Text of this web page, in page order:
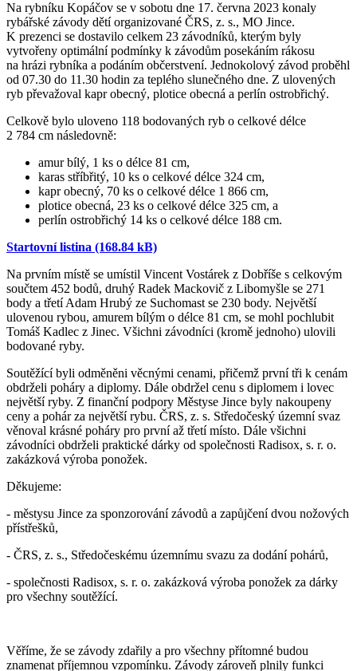
Na rybníku Kopáčov se v sobotu dne 17. června 2023 konaly
rybářské závody dětí organizované ČRS, z. s., MO Jince.
K prezenci se dostavilo celkem 23 závodníků, kterým byly
vytvořeny optimální podmínky k závodům posekáním rákosu
na hrázi rybníka a podáním občerstvení. Jednokolový závod proběhl
od 07.30 do 11.30 hodin za teplého slunečného dne. Z ulovených
ryb převažoval kapr obecný, plotice obecná a perlín ostrobřichý.
Celkově bylo uloveno 118 bodovaných ryb o celkové délce
2 784 cm následovně:
amur bílý, 1 ks o délce 81 cm,
karas stříbřitý, 10 ks o celkové délce 324 cm,
kapr obecný, 70 ks o celkové délce 1 866 cm,
plotice obecná, 23 ks o celkové délce 325 cm, a
perlín ostrobřichý 14 ks o celkové délce 188 cm.
Startovní listina (168.84 kB)
Na prvním místě se umístil Vincent Vostárek z Dobříše s celkovým
součtem 452 bodů, druhý Radek Mackovič z Libomyšle se 271
body a třetí Adam Hrubý ze Suchomast se 230 body. Největší
ulovenou rybou, amurem bílým o délce 81 cm, se mohl pochlubit
Tomáš Kadlec z Jinec. Všichni závodníci (kromě jednoho) ulovili
bodované ryby.
Soutěžící byli odměněni věcnými cenami, přičemž první tři k cenám
obdrželi poháry a diplomy. Dále obdržel cenu s diplomem i lovec
největší ryby. Z finanční podpory Městyse Jince byly nakoupeny
ceny a pohár za největší rybu. ČRS, z. s. Středočeský územní svaz
věnoval krásné poháry pro první až třetí místo. Dále všichni
závodníci obdrželi praktické dárky od společnosti Radisox, s. r. o.
zakázková výroba ponožek.
Děkujeme:
- městysu Jince za sponzorování závodů a zapůjčení dvou nožových
přístřešků,
- ČRS, z. s., Středočeskému územnímu svazu za dodání pohárů,
- společnosti Radisox, s. r. o. zakázková výroba ponožek za dárky
pro všechny soutěžící.
Věříme, že se závody zdařily a pro všechny přítomné budou
znamenat příjemnou vzpomínku. Závody zároveň plnily funkci